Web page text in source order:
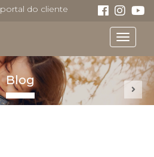
portal do cliente
Toggle
Blog